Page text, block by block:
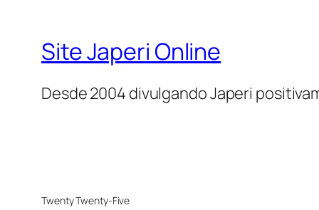
Site Japeri Online
Desde 2004 divulgando Japeri
Twenty Twenty-Five